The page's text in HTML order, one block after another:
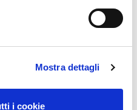
Mostra dettagli
i cookie